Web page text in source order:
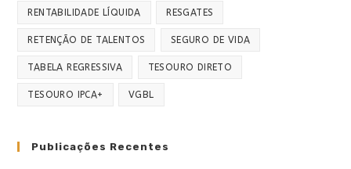
RENTABILIDADE LÍQUIDA RESGATES
RETENÇÃO DE TALENTOS SEGURO DE VIDA
TABELA REGRESSIVA TESOURO DIRETO
TESOURO IPCA+ VGBL
Publicações Recentes